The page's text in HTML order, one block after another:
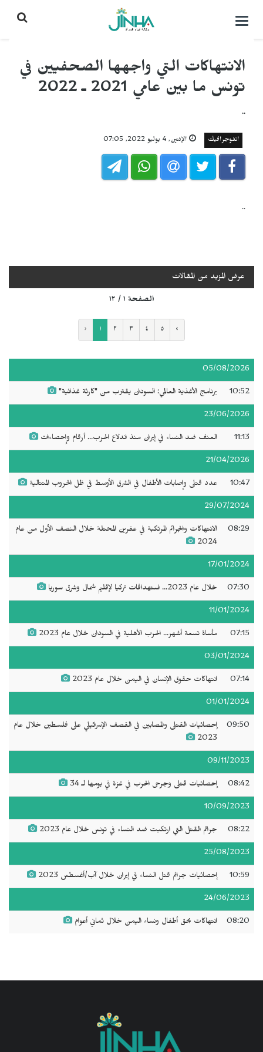
التحكم
الانتهاكات التي واجهها الصحفيين في
تونس ما بين عامي 2021 ـ 2022
..
انفوجرافيك الإثنين, 4 يوليو 2022, 07:05
..
عرض المزيد من المقالات
الصفحة ١ / ١٢
‹ ١ ٢ ٣ ٤ ٥ ›
05/08/2026
10:52 برنامج الأغذية العالمي: السودان يقترب من "كارثة غذائية"
23/06/2026
11:13 العنف ضد النساء في إيران منذ اندلاع الحرب... أرقام وإحصاءات
21/04/2026
10:47 عدد قتلى وإصابات الأطفال في الشرق الأوسط في ظل الحروب المتتالية
29/07/2024
08:29
الانتهاكات والجرائم المرتكبة في عفرين المحتلة خلال النصف الأول من عام
2024
17/01/2024
07:30 خلال عام 2023... استهدافات تركيا لإقليم شمال وشرق سوريا
11/01/2024
07:15 مأساة تسعة أشهر... الحرب الأهلية في السودان خلال عام 2023
03/01/2024
07:14 انتهاكات حقوق الإنسان في اليمن خلال عام 2023
01/01/2024
09:50
إحصائيات القتلى والمصابين في القصف الإسرائيلي على فلسطين خلال عام
2023
09/11/2023
08:42 إحصائيات قتلى وجرحى الحرب في غزة في يومها لـ 34
10/09/2023
08:22 جرائم القتل التي ارتكبت ضد النساء في تونس خلال عام 2023
25/08/2023
10:59 إحصائيات جرائم قتل النساء في إيران خلال آب/أغسطس 2023
24/06/2023
08:20 انتهاكات بحق أطفال ونساء اليمن خلال ثماني أعوام